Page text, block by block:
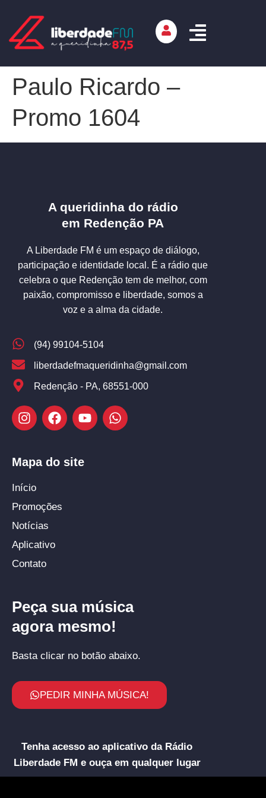
Paulo Ricardo –
Promo 1604
A queridinha do rádio
em Redenção PA
A Liberdade FM é um espaço de diálogo,
participação e identidade local. É a rádio que
celebra o que Redenção tem de melhor, com
paixão, compromisso e liberdade, somos a
voz e a alma da cidade.
(94) 99104-5104
liberdadefmaqueridinha@gmail.com
Redenção - PA, 68551-000
Mapa do site
Início
Promoções
Notícias
Aplicativo
Contato
Peça sua música
agora mesmo!
Basta clicar no botão abaixo.
PEDIR MINHA MÚSICA!
Tenha acesso ao aplicativo da Rádio
Liberdade FM e ouça em qualquer lugar